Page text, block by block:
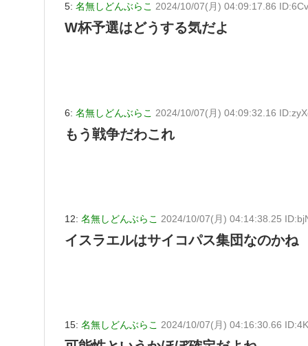
5: 名無しどんぶらこ 2024/10/07(月) 04:09:17.86
W杯予選はどうする気だよ
6: 名無しどんぶらこ 2024/10/07(月) 04:09:32.16
もう戦争だわこれ
12: 名無しどんぶらこ 2024/10/07(月) 04:14:38.25
イスラエルはサイコパス集団なのかね
15: 名無しどんぶらこ 2024/10/07(月) 04:16:30.66